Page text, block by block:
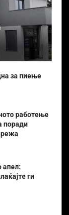
за пиење
работење
поради
апел:
ги